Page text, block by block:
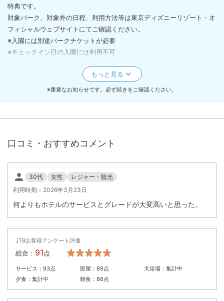
特典です。
対象パーク、対象外の日程、利用方法等は東京ディズニーリゾート・オ
フィシャルウェブサイトにてご確認ください。
※入園には別途パークチケットが必要
※チェックイン日の入園には利用不可
で承ります。（例：レギュラーベッド２台→添い寝のお子様２名様ま
■ホテルより到着時間確認のご連絡をさせていただく場合がございま
■ルームアメニティーのデザイン・内容は変更になる場合がございま
なります。
■駐車料金は滞在中にレセプションにてご精算ください。
■全客室禁煙となります。ロビーの喫煙室をご利用ください。
旅行代理店、オンライン旅行会社より宿泊を予約された方の事前登録
再開については、決まり次第お知らせいたします。
※重要なお知らせです。必ず続きをご確認ください。
口コミ・おすすめコメント
30代 女性
レジャー・観光
利用時期： 2026年3月23日
何よりもホテルのサービスとグレードが大変高いと思った。
JTBお客様アンケート評価
総合： 91点
サービス： 93点 部屋： 89点 大浴場：集計中
夕食： 集計中 朝食： 86点